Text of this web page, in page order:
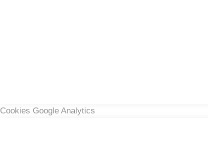
Cookies Google Analytics